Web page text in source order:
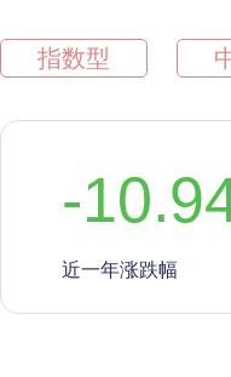
指数型
-
近一年涨跌幅